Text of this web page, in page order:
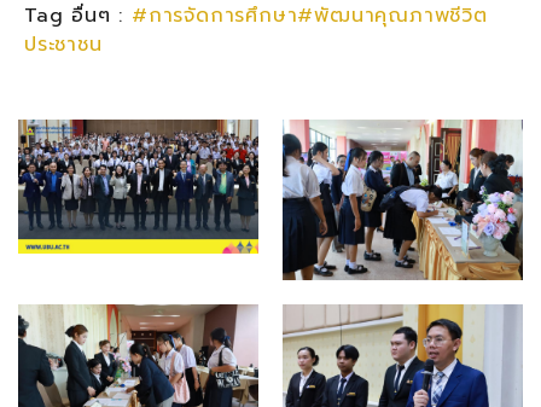
Tag อื่นๆ : #การจัดการศึกษา#พัฒนาคุณภาพชีวิต
ประชาชน